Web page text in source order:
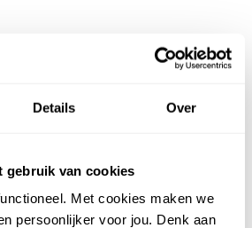
Details Over
gebruik van cookies
Met cookies maken we
persoonlijker voor jou. Denk aan